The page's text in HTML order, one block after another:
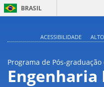
BRASIL
ACESSIBILIDADE
Programa de Pós-graduação
Engenharia